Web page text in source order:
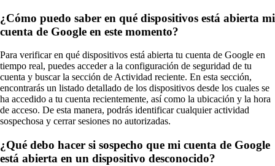
¿Cómo puedo saber en qué dispositivos está abierta mi
cuenta de Google en este momento?
Para verificar en qué dispositivos está abierta tu cuenta de Google en
tiempo real, puedes acceder a la configuración de seguridad de tu
cuenta y buscar la sección de Actividad reciente. En esta sección,
encontrarás un listado detallado de los dispositivos desde los cuales se
ha accedido a tu cuenta recientemente, así como la ubicación y la hora
de acceso. De esta manera, podrás identificar cualquier actividad
sospechosa y cerrar sesiones no autorizadas.
¿Qué debo hacer si sospecho que mi cuenta de Google
está abierta en un dispositivo desconocido?